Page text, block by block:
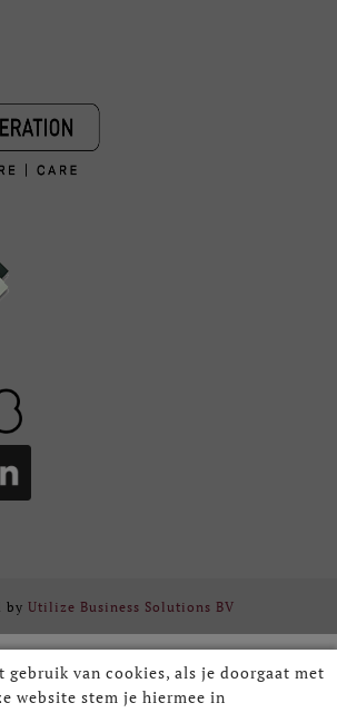
gebruik van cookies, als je doorgaat met
website stem je hiermee in
by Utilize Business Solutions BV